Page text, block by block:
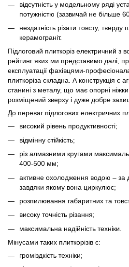
відсутність у модельному ряді
потужністю (зазвичай не більше
нездатність різати товсту, тверду
керамограніт.
Підлоговий плиткоріз електричний
рейтинг яких ми представимо далі,
експлуатації фахівцями-
плиткоріза складна. А конструкція є
станині з металу, що має опорні
розміщений зверху і дуже добре
До переваг підлогових електричних
високий рівень продуктивності;
відмінну стійкість;
різ алмазними кругами
400-500 мм;
активне охолодження водою – за
завдяки якому вона циркулює;
розпилювання габаритних та
високу точність різання;
максимальна надійність техніки.
Мінусами таких плиткорізів є:
громіздкість техніки;